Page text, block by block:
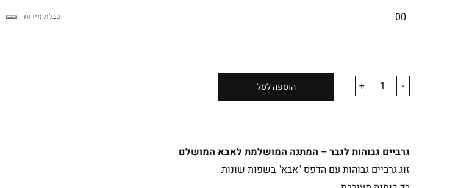
00 טבלת מידות
-
+ הוספה לסל
גרביים גבוהות לגבר – המתנה המושלמת לאבא המושלם
זוג גרביים גבוהות עם הדפס "אבא" בשפות שונות